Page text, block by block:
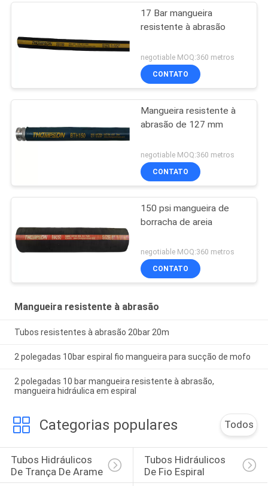
17 Bar mangueira
resistente à abrasão
negotiable MOQ:360 metros
CONTATO
Mangueira resistente à
abrasão de 127 mm
negotiable MOQ:360 metros
CONTATO
150 psi mangueira de
borracha de areia
negotiable MOQ:360 metros
CONTATO
Mangueira resistente à abrasão
Tubos resistentes à abrasão 20bar 20m
2 polegadas 10bar espiral fio mangueira para sucção de mofo
2 polegadas 10 bar mangueira resistente à abrasão,
mangueira hidráulica em espiral
Categorias populares Todos
Tubos Hidráulicos
De Trança De Arame
Tubos Hidráulicos
De Fio Espiral